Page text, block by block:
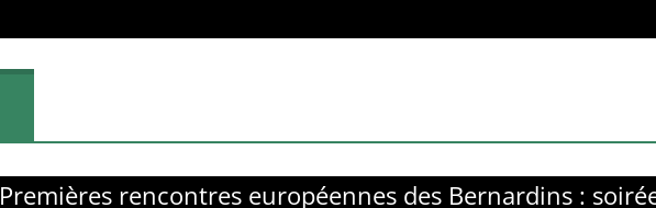
Premières rencontres européennes des Bernardins :